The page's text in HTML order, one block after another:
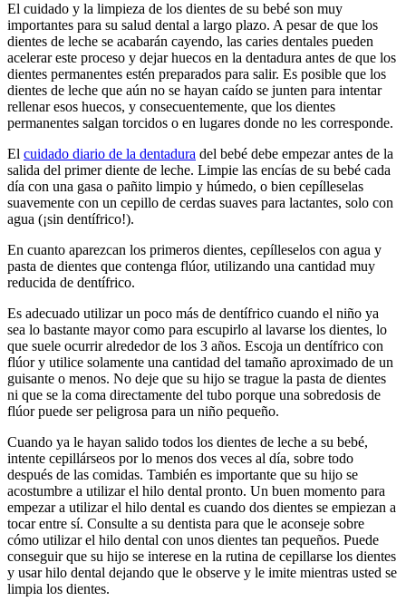
El cuidado y la limpieza de los dientes de su bebé son muy
importantes para su salud dental a largo plazo. A pesar de que los
dientes de leche se acabarán cayendo, las caries dentales pueden
acelerar este proceso y dejar huecos en la dentadura antes de que los
dientes permanentes estén preparados para salir. Es posible que los
dientes de leche que aún no se hayan caído se junten para intentar
rellenar esos huecos, y consecuentemente, que los dientes
permanentes salgan torcidos o en lugares donde no les corresponde.
El cuidado diario de la dentadura del bebé debe empezar antes de la
salida del primer diente de leche. Limpie las encías de su bebé cada
día con una gasa o pañito limpio y húmedo, o bien cepílleselas
suavemente con un cepillo de cerdas suaves para lactantes, solo con
agua (¡sin dentífrico!).
En cuanto aparezcan los primeros dientes, cepílleselos con agua y
pasta de dientes que contenga flúor, utilizando una cantidad muy
reducida de dentífrico.
Es adecuado utilizar un poco más de dentífrico cuando el niño ya
sea lo bastante mayor como para escupirlo al lavarse los dientes, lo
que suele ocurrir alrededor de los 3 años. Escoja un dentífrico con
flúor y utilice solamente una cantidad del tamaño aproximado de un
guisante o menos. No deje que su hijo se trague la pasta de dientes
ni que se la coma directamente del tubo porque una sobredosis de
flúor puede ser peligrosa para un niño pequeño.
Cuando ya le hayan salido todos los dientes de leche a su bebé,
intente cepillárseos por lo menos dos veces al día, sobre todo
después de las comidas. También es importante que su hijo se
acostumbre a utilizar el hilo dental pronto. Un buen momento para
empezar a utilizar el hilo dental es cuando dos dientes se empiezan a
tocar entre sí. Consulte a su dentista para que le aconseje sobre
cómo utilizar el hilo dental con unos dientes tan pequeños. Puede
conseguir que su hijo se interese en la rutina de cepillarse los dientes
y usar hilo dental dejando que le observe y le imite mientras usted se
limpia los dientes.